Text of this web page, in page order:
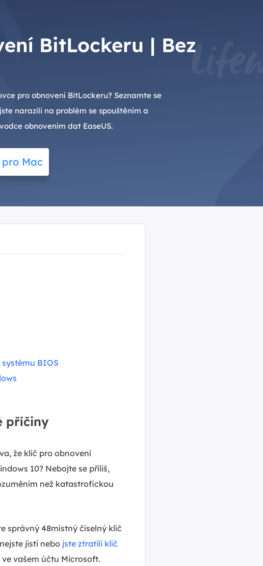
BitLockeru | Bez
pro obnovení BitLockeru? Seznamte se
narazili na problém se spouštěním a
obnovením dat EaseUS.
Mac
BIOS
příčiny
že klíč pro obnovení
10? Nebojte se příliš,
než katastrofickou
správný 48místný číselný klíč
jisti nebo jste ztratili klíč
vašem účtu Microsoft.